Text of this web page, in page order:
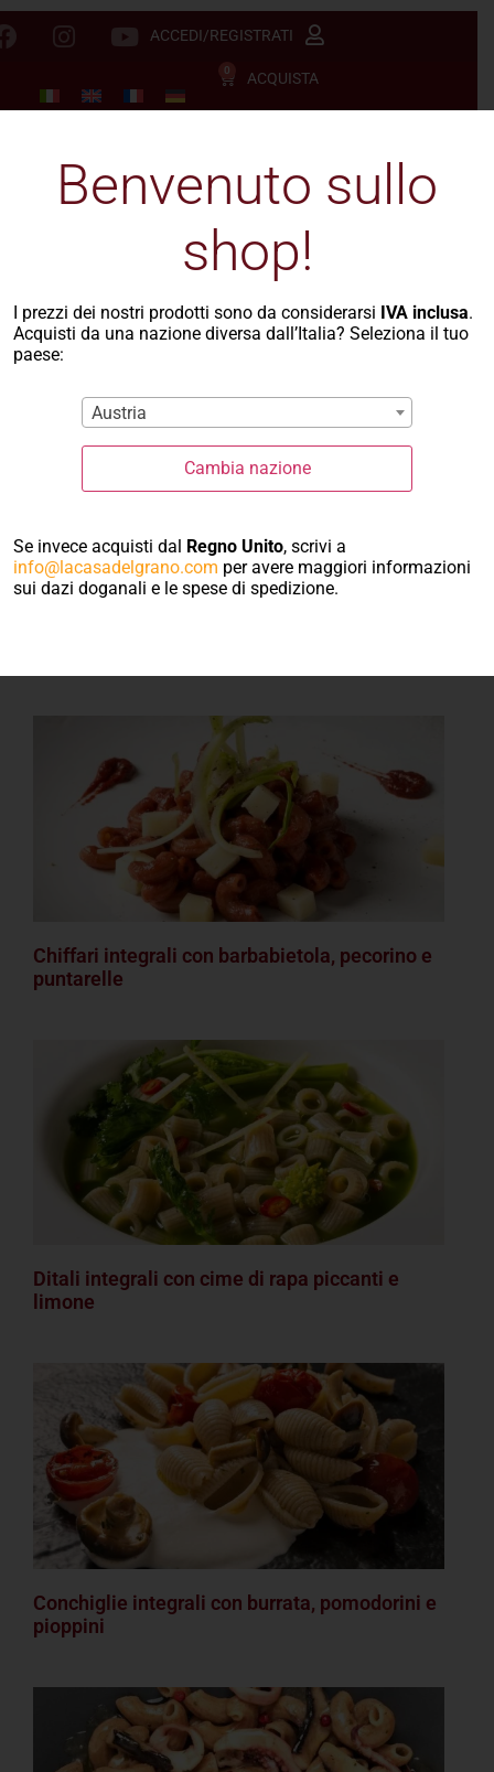
ACCEDI/REGISTRATI
0 ACQUISTA
Ricette con la
pasta
Chiffari integrali con barbabietola, pecorino e
puntarelle
Ditali integrali con cime di rapa piccanti e
limone
Conchiglie integrali con burrata, pomodorini e
pioppini
Benvenuto sullo
shop!
I prezzi dei nostri prodotti sono da considerarsi IVA inclusa.
Acquisti da una nazione diversa dall’Italia? Seleziona il tuo
paese:
Austria
Cambia nazione
Se invece acquisti dal Regno Unito, scrivi a
info@lacasadelgrano.com per avere maggiori informazioni
sui dazi doganali e le spese di spedizione.